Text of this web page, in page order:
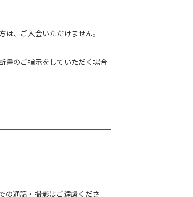
、ご入会いただけません。
書のご指示をしていただく場合
の通話・撮影はご遠慮くださ